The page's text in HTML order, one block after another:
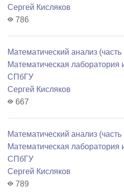
Сергей Кисляков
786
Математический анализ
Математичеcкая
СПбГУ
Сергей Кисляков
667
Математический анализ
Математичеcкая
СПбГУ
Сергей Кисляков
789